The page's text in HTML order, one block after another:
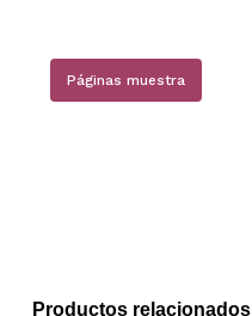
Páginas muestra
Productos relacionados